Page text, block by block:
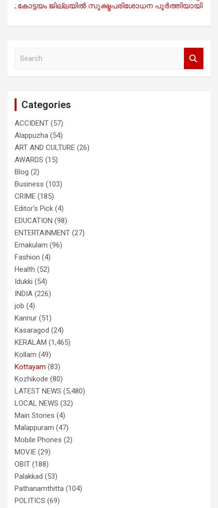
;.കോട്ടയം ജില്ലയിൽ സൂക്ഷ്മപരിശോധന പൂർത്തിയായി
Categories
ACCIDENT (57)
Alappuzha (54)
ART AND CULTURE (26)
AWARDS (15)
Blog (2)
Business (103)
CRIME (185)
Editor's Pick (4)
EDUCATION (98)
ENTERTAINMENT (27)
Ernakulam (96)
Fashion (4)
Health (52)
Idukki (54)
INDIA (226)
job (4)
Kannur (51)
Kasaragod (24)
KERALAM (1,465)
Kollam (49)
Kottayam (83)
Kozhikode (80)
LATEST NEWS (5,480)
LOCAL NEWS (32)
Main Stories (4)
Malappuram (47)
Mobile Phones (2)
MOVIE (29)
OBIT (188)
Palakkad (53)
Pathanamthitta (104)
POLITICS (69)